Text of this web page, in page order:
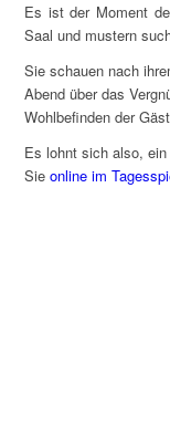
Es ist der Moment
Saal und mustern
Sie schauen nach
Abend über das
Wohlbefinden der
Es lohnt sich also,
Sie online im